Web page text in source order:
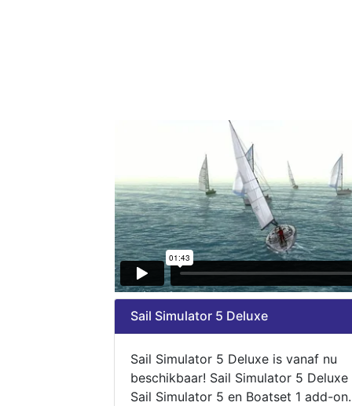
Sail Simulator 5 Deluxe
Sail Simulator 5 Deluxe is vanaf nu
beschikbaar! Sail Simulator 5
Sail Simulator 5 en Boatset 1 add-on.